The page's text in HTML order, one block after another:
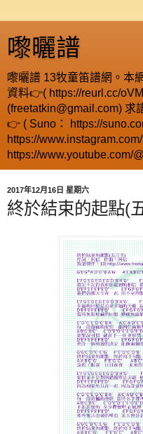
嚟曬譜
嚟曬譜 13牧童笛譜網。本
資料👉( https://reurl.cc/
(freetatkin@gmail.com) 求
👉 ( Suno： https://
https://
https://www.youtube.com/
2017年12月16日 星期六
終於結束的起點(